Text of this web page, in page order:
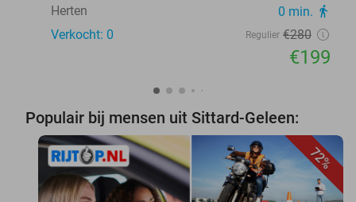
Herten 0 min. directions_walk
Verkocht: 0 Regulier €280
€199
Populair bij mensen uit Sittard-Geleen:
72%